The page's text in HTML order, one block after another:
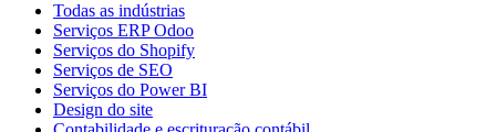
Todas as indústrias
Serviços ERP Odoo
Serviços do Shopify
Serviços de SEO
Serviços do Power BI
Design do site